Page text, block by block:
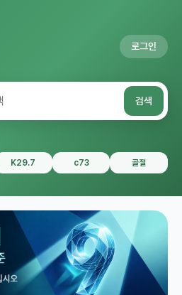
로그인
검색
K29.7 c73 골절